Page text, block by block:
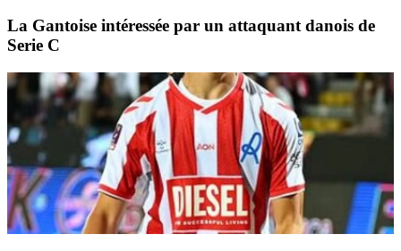
La Gantoise intéressée par un attaquant danois de
Serie C